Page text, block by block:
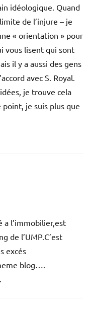
idéologique. Quand
de l’injure – je
« orientation » pour
vous lisent qui sont
il y a aussi des gens
avec S. Royal.
je trouve cela
je suis plus que
l’immobilier,est
de l’UMP.C’est
excés
blog….